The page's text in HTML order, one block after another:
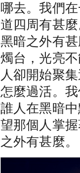
哪去。我們
道四周有甚
黑暗之外有
燭台，光亮
人卻開始聚
怎麼過活。
誰人在黑暗
望那個人掌
之外有甚麼。